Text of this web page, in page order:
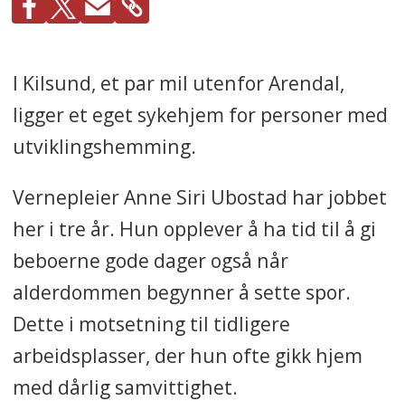
I Kilsund, et par mil utenfor Arendal,
ligger et eget sykehjem for personer med
utviklingshemming.
Vernepleier Anne Siri Ubostad har jobbet
her i tre år. Hun opplever å ha tid til å gi
beboerne gode dager også når
alderdommen begynner å sette spor.
Dette i motsetning til tidligere
arbeidsplasser, der hun ofte gikk hjem
med dårlig samvittighet.